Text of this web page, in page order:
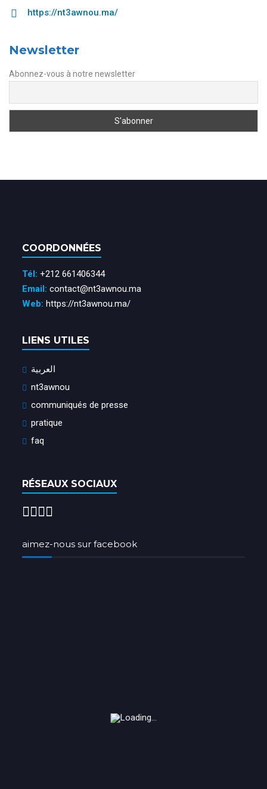
https://nt3awnou.ma/
Newsletter
Abonnez-vous à notre newsletter
COORDONNÉES
Tél: +212 661406344
Email: contact@nt3awnou.ma
Web: https://nt3awnou.ma/
LIENS UTILES
العربية
nt3awnou
communiqués de presse
pratique
faq
RÉSEAUX SOCIAUX
aimez-nous sur facebook